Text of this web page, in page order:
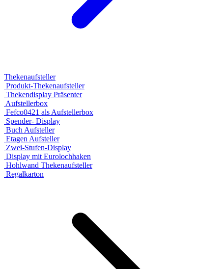
Thekenaufsteller
Produkt-Thekenaufsteller
Thekendisplay Präsenter
Aufstellerbox
Fefco0421 als Aufstellerbox
Spender- Display
Buch Aufsteller
Etagen Aufsteller
Zwei-Stufen-Display
Display mit Eurolochhaken
Hohlwand Thekenaufsteller
Regalkarton